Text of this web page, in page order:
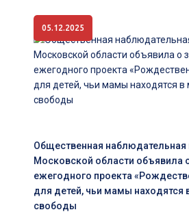
05.12.2025
Общественная наблюдательная
Московской области объявила
ежегодного проекта
для детей, чьи мамы находятся
свободы